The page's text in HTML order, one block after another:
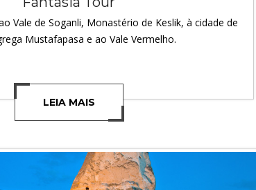
Vale de Soganli, Monastério de Keslik, à cidade de
Mustafapasa e ao Vale Vermelho.
LEIA MAIS